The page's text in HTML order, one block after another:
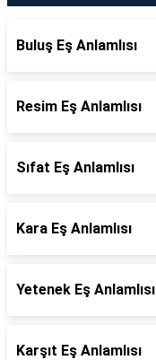
Buluş Eş Anlamlısı
Resim Eş Anlamlısı
Sıfat Eş Anlamlısı
Kara Eş Anlamlısı
Yetenek Eş Anlamlısı
Karşıt Eş Anlamlısı